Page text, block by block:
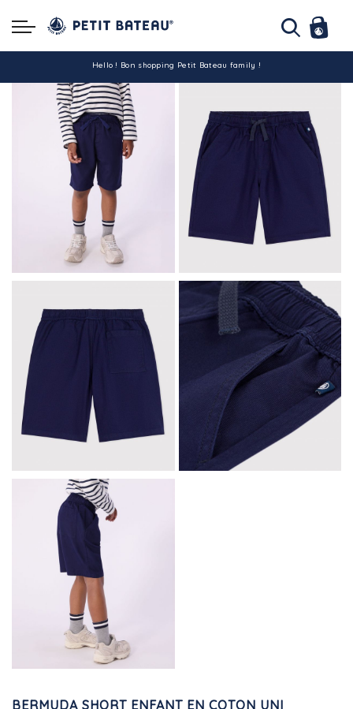
Hello ! Bon shopping Petit Bateau family !
La livraison est assurée partout en Tunisie !
-10% pour tout paiement par carte bancaire (hors promo)
BERMUDA SHORT ENFANT EN COTON UNI